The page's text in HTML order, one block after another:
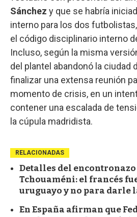
Sánchez y que se habría
interno para los dos
el código disciplinario interno
Incluso, según la misma
del plantel abandonó la ciudad
finalizar una extensa reunión
momento de crisis, en un
contener una escalada de
la cúpula madridista.
RELACIONADAS
Detalles del
Tchouaméni: el francés
uruguayo y no para darle
En España afirman que